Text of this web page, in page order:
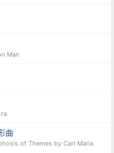
Man
曲
of Themes by Carl Maria